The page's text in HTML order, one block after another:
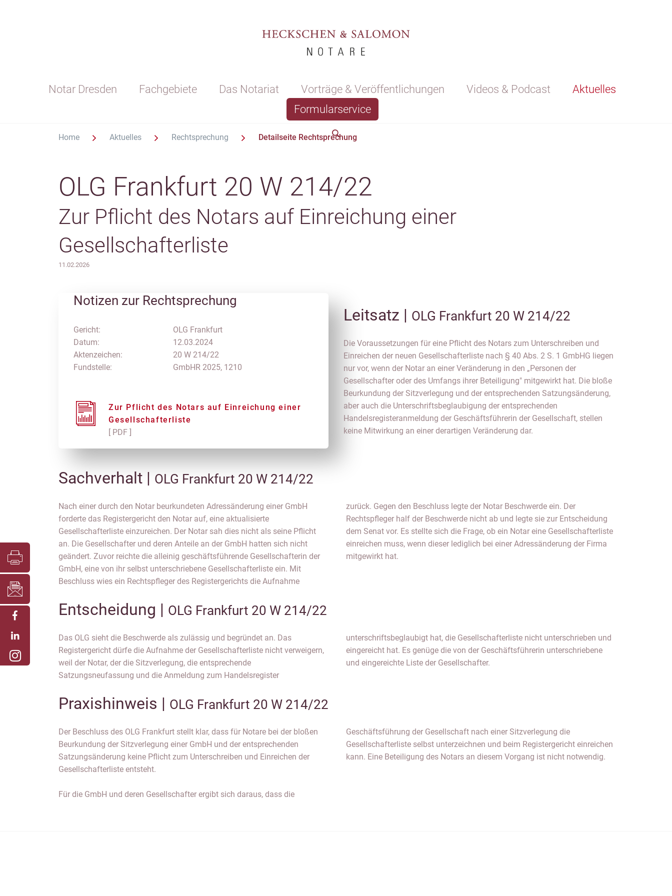
Notar Dresden Fachgebiete Das Notariat Vorträge & Veröffentlichungen Videos & Podcast
Aktuelles
Formularservice
Home Aktuelles Rechtsprechung Detailseite Rechtsprechung
OLG Frankfurt 20 W 214/22
Zur Pflicht des Notars auf Einreichung einer
Gesellschafterliste
11.02.2026
Notizen zur Rechtsprechung
Gericht:
Datum:
Aktenzeichen:
Fundstelle:
OLG Frankfurt
12.03.2024
20 W 214/22
GmbHR 2025, 1210
Zur Pflicht des Notars auf Einreichung einer
Gesellschafterliste
[ PDF ]
Leitsatz | OLG Frankfurt 20 W 214/22
Die Voraussetzungen für eine Pflicht des Notars zum Unterschreiben und
Einreichen der neuen Gesellschafterliste nach § 40 Abs. 2 S. 1 GmbHG liegen
nur vor, wenn der Notar an einer Veränderung in den „Personen der
Gesellschafter oder des Umfangs ihrer Beteiligung" mitgewirkt hat. Die bloße
Beurkundung der Sitzverlegung und der entsprechenden Satzungsänderung,
aber auch die Unterschriftsbeglaubigung der entsprechenden
Handelsregisteranmeldung der Geschäftsführerin der Gesellschaft, stellen
keine Mitwirkung an einer derartigen Veränderung dar.
Sachverhalt | OLG Frankfurt 20 W 214/22
Nach einer durch den Notar beurkundeten Adressänderung einer GmbH
forderte das Registergericht den Notar auf, eine aktualisierte
Gesellschafterliste einzureichen. Der Notar sah dies nicht als seine Pflicht
an. Die Gesellschafter und deren Anteile an der GmbH hatten sich nicht
geändert. Zuvor reichte die alleinig geschäftsführende Gesellschafterin der
GmbH, eine von ihr selbst unterschriebene Gesellschafterliste ein. Mit
Beschluss wies ein Rechtspfleger des Registergerichts die Aufnahme
zurück. Gegen den Beschluss legte der Notar Beschwerde ein. Der
Rechtspfleger half der Beschwerde nicht ab und legte sie zur Entscheidung
dem Senat vor. Es stellte sich die Frage, ob ein Notar eine Gesellschafterliste
einreichen muss, wenn dieser lediglich bei einer Adressänderung der Firma
mitgewirkt hat.
Entscheidung | OLG Frankfurt 20 W 214/22
Das OLG sieht die Beschwerde als zulässig und begründet an. Das
Registergericht dürfe die Aufnahme der Gesellschafterliste nicht verweigern,
weil der Notar, der die Sitzverlegung, die entsprechende
Satzungsneufassung und die Anmeldung zum Handelsregister
unterschriftsbeglaubigt hat, die Gesellschafterliste nicht unterschrieben und
eingereicht hat. Es genüge die von der Geschäftsführerin unterschriebene
und eingereichte Liste der Gesellschafter.
Praxishinweis | OLG Frankfurt 20 W 214/22
Der Beschluss des OLG Frankfurt stellt klar, dass für Notare bei der bloßen
Beurkundung der Sitzverlegung einer GmbH und der entsprechenden
Satzungsänderung keine Pflicht zum Unterschreiben und Einreichen der
Gesellschafterliste entsteht.
Für die GmbH und deren Gesellschafter ergibt sich daraus, dass die
Geschäftsführung der Gesellschaft nach einer Sitzverlegung die
Gesellschafterliste selbst unterzeichnen und beim Registergericht einreichen
kann. Eine Beteiligung des Notars an diesem Vorgang ist nicht notwendig.